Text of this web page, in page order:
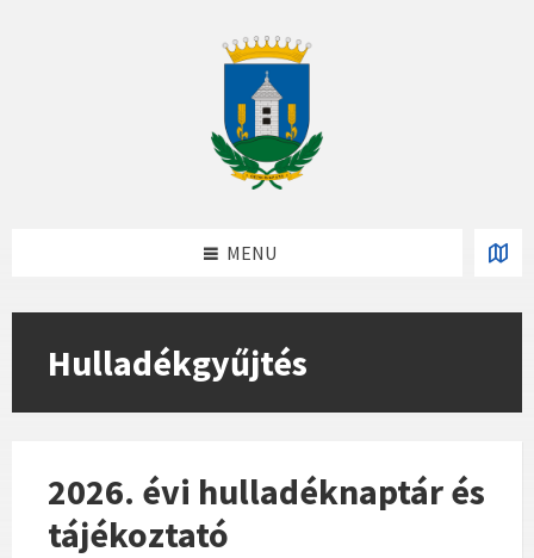
MENU
Hulladékgyűjtés
2026. évi hulladéknaptár és
tájékoztató